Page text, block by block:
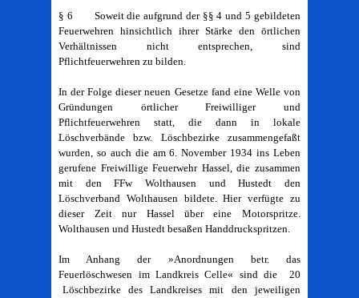
§ 6 Soweit die aufgrund der §§ 4 und 5 gebildeten
Feuerwehren hinsichtlich ihrer Stärke den örtlichen
Verhältnissen nicht entsprechen, sind
Pflichtfeuerwehren zu bilden.
In der Folge dieser neuen Gesetze fand eine Welle von
Gründungen örtlicher Freiwilliger und
Pflichtfeuerwehren statt, die dann in lokale
Löschverbände bzw. Löschbezirke zusammengefaßt
wurden, so auch die am 6. November 1934 ins Leben
gerufene Freiwillige Feuerwehr Hassel, die zusammen
mit den FFw Wolthausen und Hustedt den
Löschverband Wolthausen bildete. Hier verfügte zu
dieser Zeit nur Hassel über eine Motorspritze.
Wolthausen und Hustedt besaßen Handdruckspritzen.
Im Anhang der »Anordnungen betr. das
Feuerlöschwesen im Landkreis Celle« sind die 20
Löschbezirke des Landkreises mit den jeweiligen